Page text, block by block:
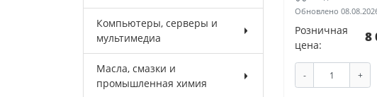
Обновлено
Розничная
цена:
8
- +
Компьютеры, серверы и
мультимедиа
Масла, смазки и
промышленная химия